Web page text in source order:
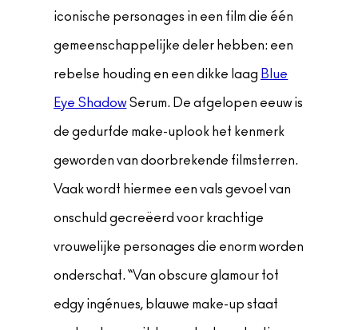
iconische personages in een film die één
gemeenschappelijke deler hebben: een
rebelse houding en een dikke laag Blue
Eye ShadowSerum. De afgelopen eeuw is
de gedurfde make-uplook het kenmerk
geworden van doorbrekende filmsterren.
Vaak wordt hiermee een vals gevoel van
onschuld gecreëerd voor krachtige
vrouwelijke personages die enorm worden
onderschat. “Van obscure glamour tot
edgy ingénues, blauwe make-up staat